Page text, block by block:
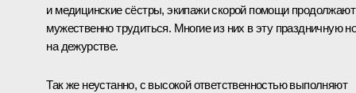
и медицинские сёстры, экипажи скорой помощи продолжают
мужественно трудиться. Многие из них в эту праздничную
на дежурстве.
Так же неустанно, с высокой ответственностью выполняют